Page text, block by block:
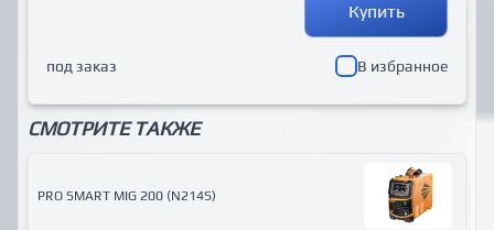
Купить
под заказ В избранное
СМОТРИТЕ ТАКЖЕ
PRO SMART MIG 200 (N214S)